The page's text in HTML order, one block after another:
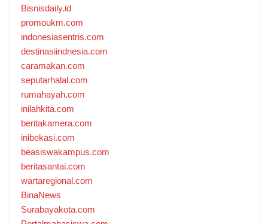
Bisnisdaily.id
promoukm.com
indonesiasentris.com
destinasiindnesia.com
caramakan.com
seputarhalal.com
rumahayah.com
inilahkita.com
beritakamera.com
inibekasi.com
beasiswakampus.com
beritasantai.com
wartaregional.com
BinaNews
Surabayakota.com